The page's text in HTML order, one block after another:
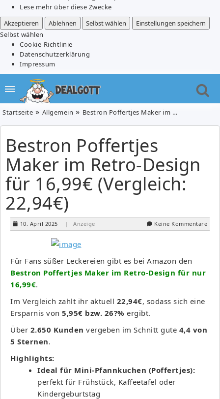
Lese mehr über diese Zwecke
Akzeptieren
Ablehnen Selbst wählen
Einstellungen speichern
Selbst wählen
Cookie-Richtlinie
Datenschutzerklärung
Impressum
Startseite Allgemein Bestron Poffertjes Maker im Retro-Design für 16,99€ (Vergleich: 22,94€)
Bestron Poffertjes
Maker im Retro-Design
für 16,99€ (Vergleich:
22,94€)
10. April 2025 | Anzeige Keine Kommentare
Für Fans süßer Leckereien gibt es bei Amazon den
Bestron Poffertjes Maker im Retro-Design für nur
16,99€.
Im Vergleich zahlt ihr aktuell 22,94€, sodass sich eine
Ersparnis von 5,95€ bzw. 26?% ergibt.
Über 2.650 Kunden vergeben im Schnitt gute 4,4 von
5 Sternen.
Highlights:
Ideal für Mini-Pfannkuchen (Poffertjes):
perfekt für Frühstück, Kaffeetafel oder
Kindergeburtstag